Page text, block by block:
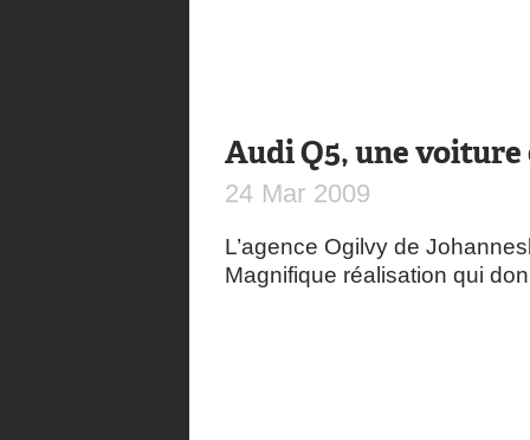
Audi Q5, une
24 Mar 2009
L’agence Ogilvy de
Magnifique réalisation qui